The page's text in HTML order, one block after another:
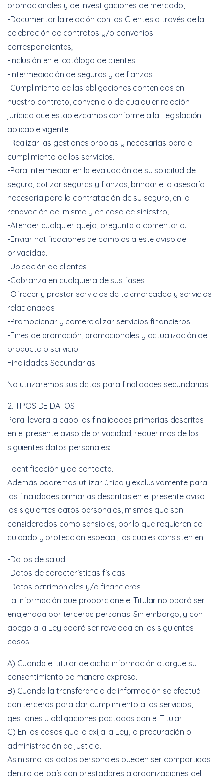
promocionales y de investigaciones de mercado,
-Documentar la relación con los Clientes a través de la
celebración de contratos y/o convenios
correspondientes;
-Inclusión en el catálogo de clientes
-Intermediación de seguros y de fianzas.
-Cumplimiento de las obligaciones contenidas en
nuestro contrato, convenio o de cualquier relación
jurídica que establezcamos conforme a la Legislación
aplicable vigente.
-Realizar las gestiones propias y necesarias para el
cumplimiento de los servicios.
-Para intermediar en la evaluación de su solicitud de
seguro, cotizar seguros y fianzas, brindarle la asesoría
necesaria para la contratación de su seguro, en la
renovación del mismo y en caso de siniestro;
-Atender cualquier queja, pregunta o comentario.
-Enviar notificaciones de cambios a este aviso de
privacidad.
-Ubicación de clientes
-Cobranza en cualquiera de sus fases
-Ofrecer y prestar servicios de telemercadeo y servicios
relacionados
-Promocionar y comercializar servicios financieros
-Fines de promoción, promocionales y actualización de
producto o servicio
Finalidades Secundarias
No utilizaremos sus datos para finalidades secundarias.
2. TIPOS DE DATOS
Para llevara a cabo las finalidades primarias descritas
en el presente aviso de privacidad, requerimos de los
siguientes datos personales:
-Identificación y de contacto.
Además podremos utilizar única y exclusivamente para
las finalidades primarias descritas en el presente aviso
los siguientes datos personales, mismos que son
considerados como sensibles, por lo que requieren de
cuidado y protección especial, los cuales consisten en:
-Datos de salud.
-Datos de características físicas.
-Datos patrimoniales y/o financieros.
La información que proporcione el Titular no podrá ser
enajenada por terceras personas. Sin embargo, y con
apego a la Ley podrá ser revelada en los siguientes
casos:
A) Cuando el titular de dicha información otorgue su
consentimiento de manera expresa.
B) Cuando la transferencia de información se efectué
con terceros para dar cumplimiento a los servicios,
gestiones u obligaciones pactadas con el Titular.
C) En los casos que lo exija la Ley, la procuración o
administración de justicia.
Asimismo los datos personales pueden ser compartidos
dentro del país con prestadores a organizaciones del